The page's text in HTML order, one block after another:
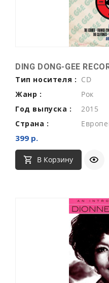
DING DONG-GEE
Тип носителя : CD
Жанр :
Рок
Год выпуска :
2015
Страна :
399 р.
В Корзину